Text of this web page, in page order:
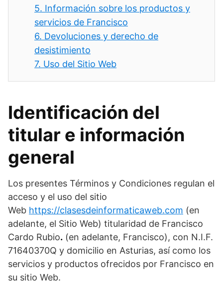
5. Información sobre los productos y
servicios de Francisco
6. Devoluciones y derecho de
desistimiento
7. Uso del Sitio Web
Identificación del
titular e información
general
Los presentes Términos y Condiciones regulan el
acceso y el uso del sitio
Web https://clasesdeinformaticaweb.com (en
adelante, el Sitio Web) titularidad de Francisco
Cardo Rubio. (en adelante, Francisco), con N.I.F.
71640370Q y domicilio en Asturias, así como los
servicios y productos ofrecidos por Francisco en
su sitio Web.